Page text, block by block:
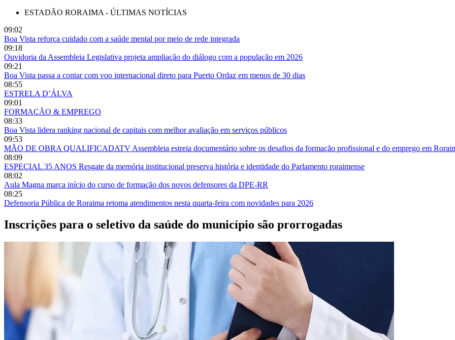
ESTADÃO RORAIMA - ÚLTIMAS NOTÍCIAS
09:02
Boa Vista reforça cuidado com a saúde mental por meio de rede integrada
09:18
Ouvidoria da Assembleia Legislativa projeta ampliação do diálogo com a população em 2026
09:21
Boa Vista passa a contar com voo internacional direto para Puerto Ordaz em menos de 30 dias
08:55
ESTRELA D’ÁLVA
09:01
FORMAÇÃO & EMPREGO
08:33
Boa Vista lidera ranking nacional de capitais com melhor avaliação em serviços públicos
09:53
MÃO DE OBRA QUALIFICADATV Assembleia estreia documentário sobre os desafios da formação profissional e do emprego em
08:09
ESPECIAL 35 ANOS Resgate da memória institucional preserva história e identidade do Parlamento roraimense
08:02
Aula Magna marca início do curso de formação dos novos defensores da DPE-RR
08:25
Defensoria Pública de Roraima retoma atendimentos nesta quarta-feira com novidades para 2026
Inscrições para o seletivo da saúde do município são prorrogadas